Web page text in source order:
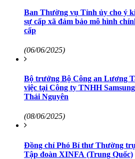
Ban Thường vụ Tỉnh ủy cho ý
sự cấp xã đảm bảo mô hình
cấp
(06/06/2025)
Bộ trưởng Bộ Công an Lương
việc tại Công ty TNHH
Thái Nguyên
(08/06/2025)
Đồng chí Phó Bí thư Thường
Tập đoàn XINFA (Trung Quốc)